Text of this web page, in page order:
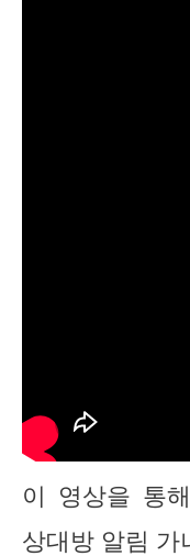
이 영상을 통
상대방 알림 가